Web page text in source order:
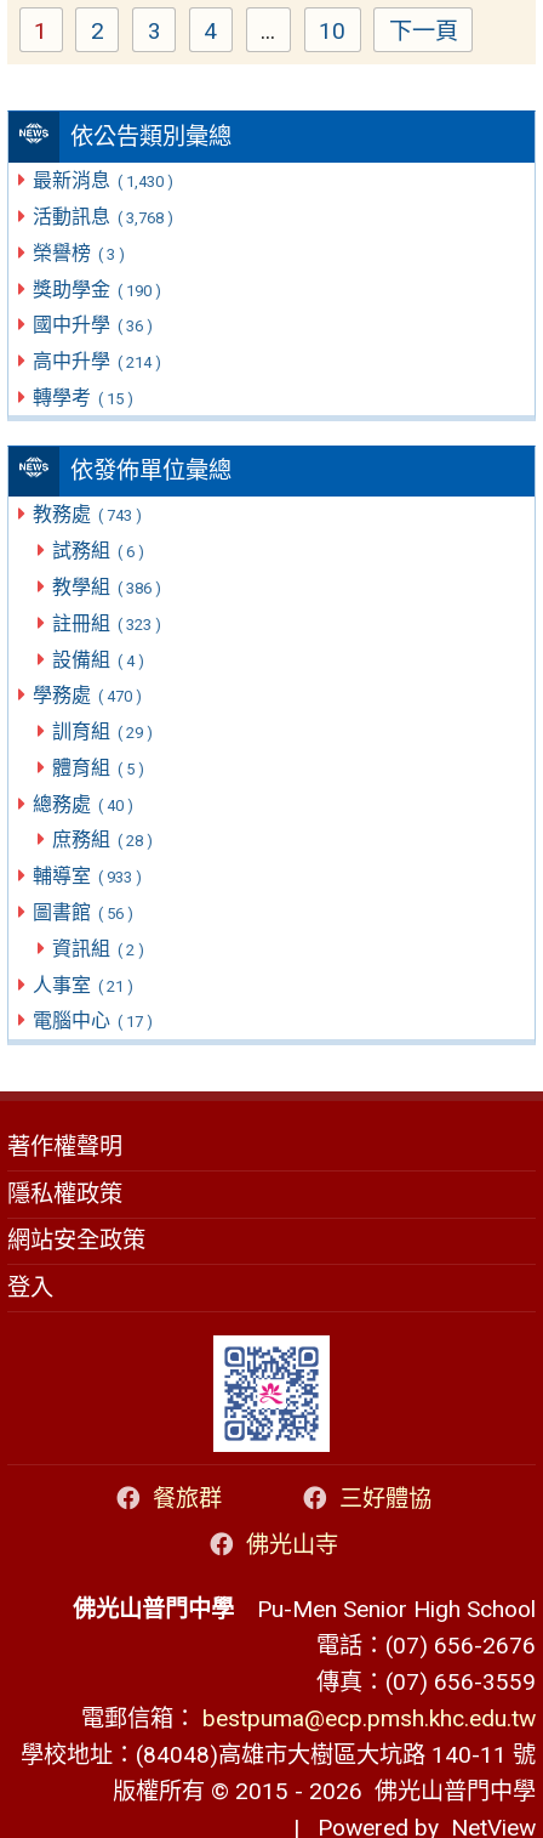
依公告類別彙總
最新消息 ( 1,430 )
活動訊息 ( 3,768 )
榮譽榜 ( 3 )
獎助學金 ( 190 )
國中升學 ( 36 )
高中升學 ( 214 )
轉學考 ( 15 )
依發佈單位彙總
教務處 ( 743 )
試務組 ( 6 )
教學組 ( 386 )
註冊組 ( 323 )
設備組 ( 4 )
學務處 ( 470 )
訓育組 ( 29 )
體育組 ( 5 )
總務處 ( 40 )
庶務組 ( 28 )
輔導室 ( 933 )
圖書館 ( 56 )
資訊組 ( 2 )
人事室 ( 21 )
電腦中心 ( 17 )
Page
1 Page
2 Page
3 Page
4 ... Page
10 下一頁
著作權聲明
隱私權政策
網站安全政策
登入
餐旅群
三好體協
佛光山寺
佛光山普門中學 Pu-Men Senior High School
電話：(07) 656-2676
傳真：(07) 656-3559
電郵信箱： bestpuma@ecp.pmsh.khc.edu.tw
學校地址：(84048)高雄市大樹區大坑路 140-11 號
版權所有 © 2015 - 2026 佛光山普門中學
| Powered by NetView